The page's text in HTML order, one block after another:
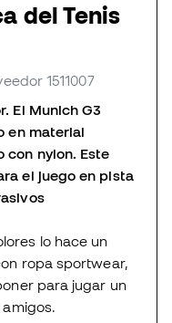
del Tenis
1511007
El Munich G3
en material
nylon. Este
el juego en pista
lo hace un
ropa sportwear,
para jugar un